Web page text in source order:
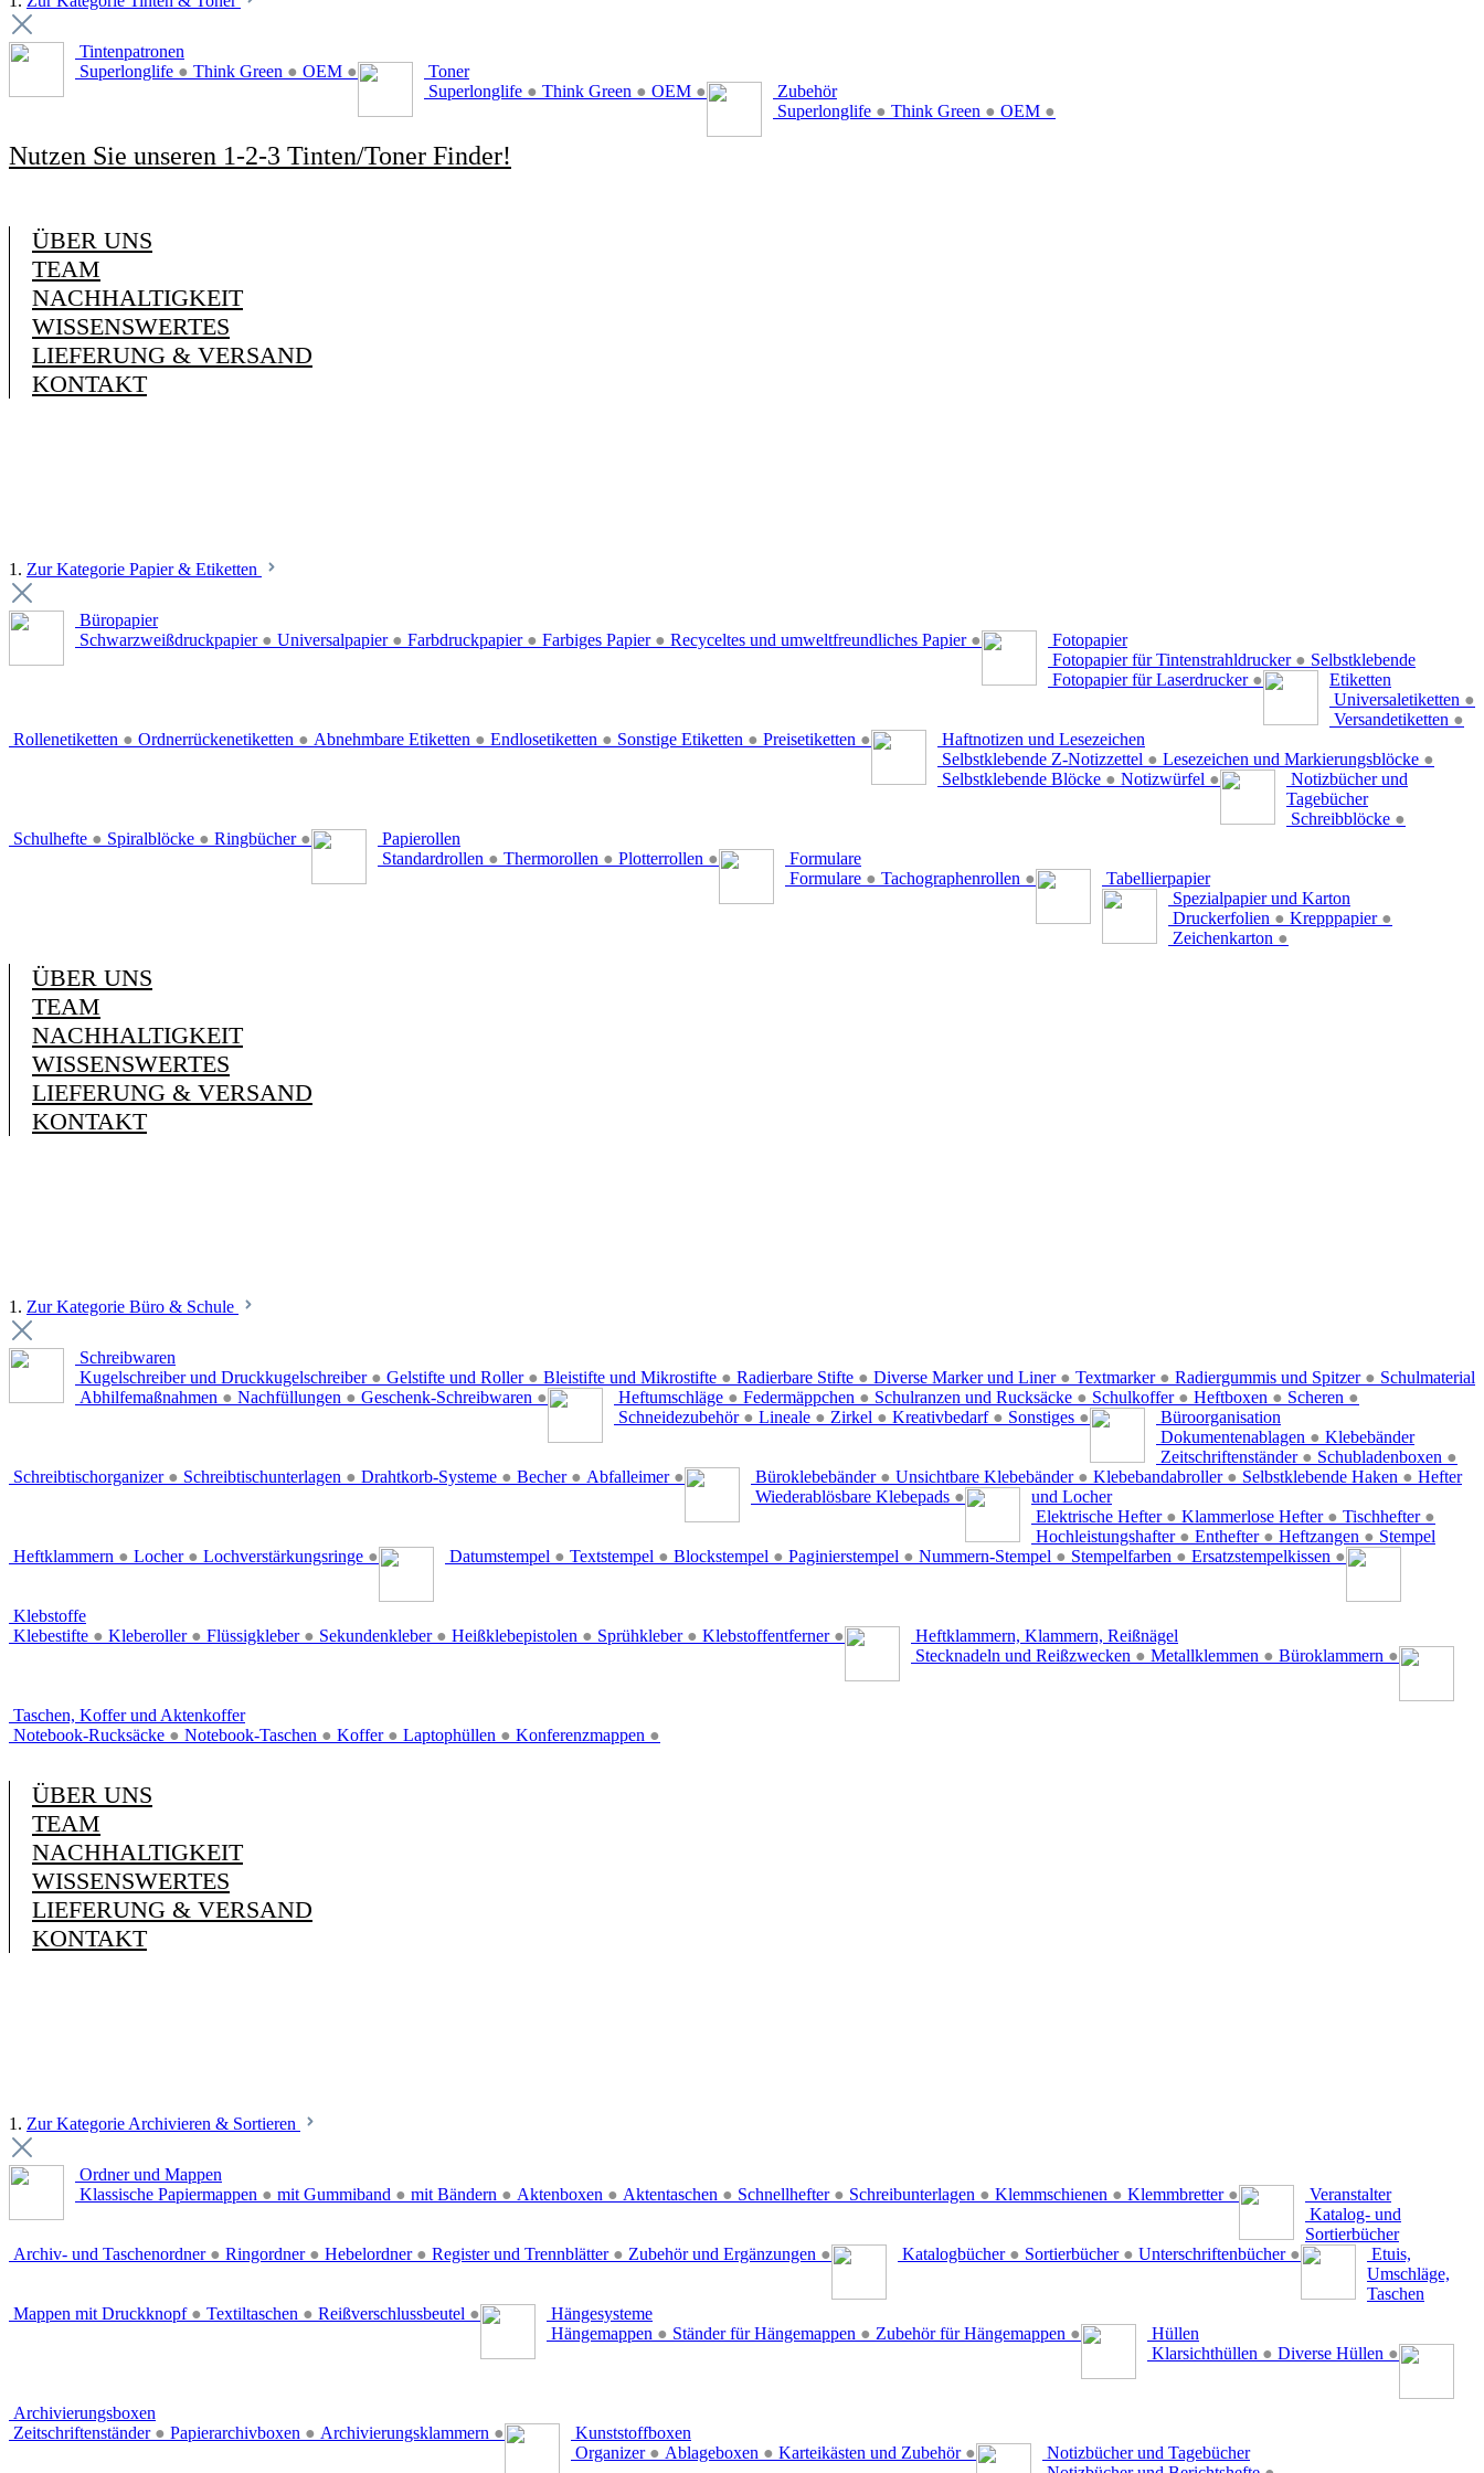
Tintenpatronen
Superlonglife ● Think Green ● OEM ●
Toner
Superlonglife ● Think Green ● OEM ●
Zubehör
Superlonglife ● Think Green ● OEM ●
Nutzen Sie unseren 1-2-3 Tinten/Toner Finder!
ÜBER UNS
TEAM
NACHHALTIGKEIT
WISSENSWERTES
LIEFERUNG & VERSAND
KONTAKT
1. Zur Kategorie Papier & Etiketten
Büropapier
Schwarzweißdruckpapier ● Universalpapier ● Farbdruckpapier ● Farbiges Papier ● Recyceltes und umweltfreundliches Papier ●
Fotopapier
Fotopapier für Tintenstrahldrucker ●
Fotopapier für Laserdrucker ●
Selbstklebende
Etiketten
Universaletiketten ●
Versandetiketten ●
Rollenetiketten ● Ordnerrückenetiketten ● Abnehmbare Etiketten ● Endlosetiketten ● Sonstige Etiketten ● Preisetiketten ●
Haftnotizen und Lesezeichen
Selbstklebende Z-Notizzettel ● Lesezeichen und Markierungsblöcke ●
Selbstklebende Blöcke ● Notizwürfel ●
Notizbücher und
Tagebücher
Schreibblöcke ●
Schulhefte ● Spiralblöcke ● Ringbücher ●
Papierollen
Standardrollen ● Thermorollen ● Plotterrollen ●
Formulare
Formulare ● Tachographenrollen ●
Tabellierpapier
Spezialpapier und Karton
Druckerfolien ● Krepppapier ●
Zeichenkarton ●
ÜBER UNS
TEAM
NACHHALTIGKEIT
WISSENSWERTES
LIEFERUNG & VERSAND
KONTAKT
1. Zur Kategorie Büro & Schule
Schreibwaren
Kugelschreiber und Druckkugelschreiber ● Gelstifte und Roller ● Bleistifte und Mikrostifte ● Radierbare Stifte ● Diverse Marker und Liner ● Textmarker ● Radiergummis und Spitzer ●
Abhilfemaßnahmen ● Nachfüllungen ● Geschenk-Schreibwaren ●
Schulmaterial
Heftumschläge ● Federmäppchen ● Schulranzen und Rucksäcke ● Schulkoffer ● Heftboxen ● Scheren ●
Schneidezubehör ● Lineale ● Zirkel ● Kreativbedarf ● Sonstiges ●
Büroorganisation
Dokumentenablagen ●
Zeitschriftenständer ● Schubladenboxen ●
Schreibtischorganizer ● Schreibtischunterlagen ● Drahtkorb-Systeme ● Becher ● Abfalleimer ●
Klebebänder
Büroklebebänder ● Unsichtbare Klebebänder ● Klebebandabroller ● Selbstklebende Haken ●
Wiederablösbare Klebepads ●
Hefter
und Locher
Elektrische Hefter ● Klammerlose Hefter ● Tischhefter ●
Hochleistungshafter ● Enthefter ● Heftzangen ●
Heftklammern ● Locher ● Lochverstärkungsringe ●
Stempel
Datumstempel ● Textstempel ● Blockstempel ● Paginierstempel ● Nummern-Stempel ● Stempelfarben ● Ersatzstempelkissen ●
Klebstoffe
Klebestifte ● Kleberoller ● Flüssigkleber ● Sekundenkleber ● Heißklebepistolen ● Sprühkleber ● Klebstoffentferner ●
Heftklammern, Klammern, Reißnägel
Stecknadeln und Reißzwecken ● Metallklemmen ● Büroklammern ●
Taschen, Koffer und Aktenkoffer
Notebook-Rucksäcke ● Notebook-Taschen ● Koffer ● Laptophüllen ● Konferenzmappen ●
ÜBER UNS
TEAM
NACHHALTIGKEIT
WISSENSWERTES
LIEFERUNG & VERSAND
KONTAKT
1. Zur Kategorie Archivieren & Sortieren
Ordner und Mappen
Klassische Papiermappen ● mit Gummiband ● mit Bändern ● Aktenboxen ● Aktentaschen ● Schnellhefter ● Schreibunterlagen ● Klemmschienen ● Klemmbretter ● Veranstalter
Archiv- und Taschenordner ● Ringordner ● Hebelordner ● Register und Trennblätter ● Zubehör und Ergänzungen ●
Katalog- und
Sortierbücher
Katalogbücher ● Sortierbücher ● Unterschriftenbücher ●
Etuis,
Umschläge,
Taschen
Mappen mit Druckknopf ● Textiltaschen ● Reißverschlussbeutel ●
Hängesysteme
Hängemappen ● Ständer für Hängemappen ● Zubehör für Hängemappen ●
Hüllen
Klarsichthüllen ● Diverse Hüllen ●
Archivierungsboxen
Zeitschriftenständer ● Papierarchivboxen ● Archivierungsklammern ●
Kunststoffboxen
Organizer ● Ablageboxen ● Karteikästen und Zubehör ●
Notizbücher und Tagebücher